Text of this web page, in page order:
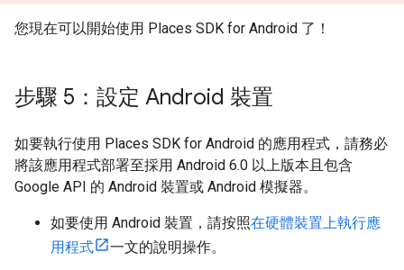
您現在可以開始使用 Places SDK for Android 了！
步驟 5：設定 Android 裝置
如要執行使用 Places SDK for Android 的應用程式，請務必
將該應用程式部署至採用 Android 6.0 以上版本且包含
Google API 的 Android 裝置或 Android 模擬器。
如要使用 Android 裝置，請按照在硬體裝置上執行應
用程式
一文的說明操作。